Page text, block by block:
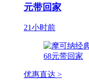
元带回家
21小时前
优惠直达 >